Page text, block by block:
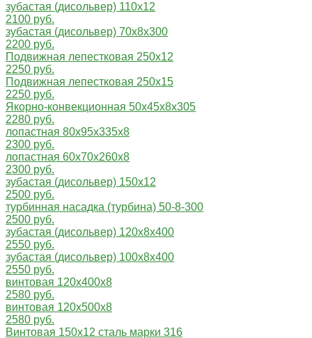
зубастая (дисольвер) 110х12
2100 руб.
зубастая (дисольвер) 70х8х300
2200 руб.
Подвижная лепестковая 250х12
2250 руб.
Подвижная лепестковая 250х15
2250 руб.
Якорно-конвекционная 50x45x8x305
2280 руб.
лопастная 80х95х335х8
2300 руб.
лопастная 60x70x260x8
2300 руб.
зубастая (дисольвер) 150х12
2500 руб.
турбинная насадка (турбина) 50-8-300
2500 руб.
зубастая (дисольвер) 120х8х400
2550 руб.
зубастая (дисольвер) 100х8х400
2550 руб.
винтовая 120х400х8
2580 руб.
винтовая 120х500х8
2580 руб.
Винтовая 150х12 сталь марки 316